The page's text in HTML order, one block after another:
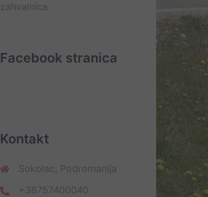
zahvalnica
Facebook stranica
Kontakt
Sokolac, Podromanija
+38757400040